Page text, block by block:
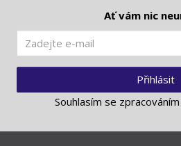
Ať vám nic
Přihlásit
Souhlasím se